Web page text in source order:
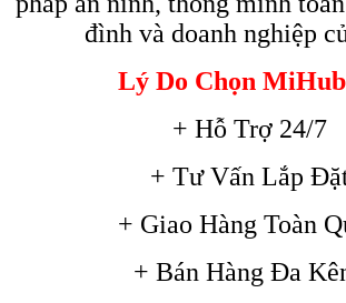
đình và doanh nghiệp
Lý Do Chọn
+ Hỗ Trợ 24/7
+ Tư Vấn Lắp
+ Giao Hàng Toàn
+ Bán Hàng Đa